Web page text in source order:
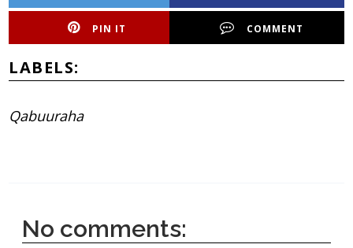
PIN IT COMMENT
LABELS:
Qabuuraha
No comments: